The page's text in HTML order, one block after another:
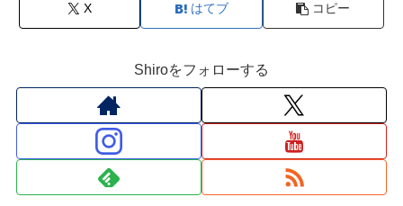
X はてブ コピー
Shiroをフォローする